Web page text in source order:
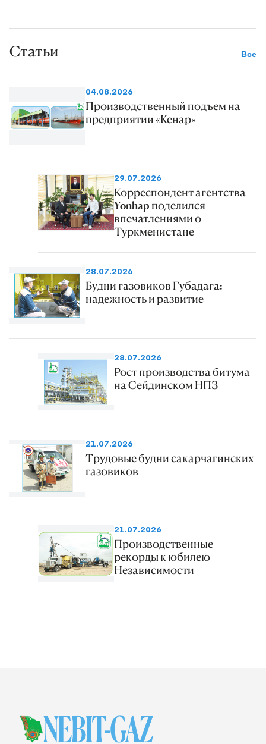
Статьи Все
04.08.2026
Производственный подъем на
предприятии «Кенар»
29.07.2026
Корреспондент агентства
Yonhap поделился
впечатлениями о
Туркменистане
28.07.2026
Будни газовиков Губадага:
надежность и развитие
28.07.2026
Рост производства битума
на Сейдинском НПЗ
21.07.2026
Трудовые будни сакарчагинских
газовиков
21.07.2026
Производственные
рекорды к юбилею
Независимости